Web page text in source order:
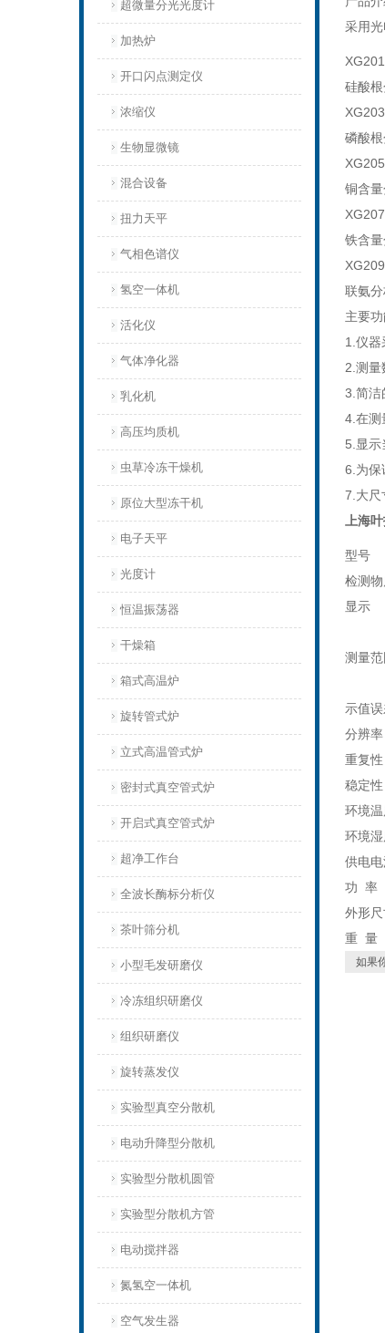
超微量分光光度计
加热炉
开口闪点测定仪
浓缩仪
生物显微镜
混合设备
扭力天平
气相色谱仪
氢空一体机
活化仪
气体净化器
乳化机
高压均质机
虫草冷冻干燥机
原位大型冻干机
电子天平
光度计
恒温振荡器
干燥箱
箱式高温炉
旋转管式炉
立式高温管式炉
密封式真空管式炉
开启式真空管式炉
超净工作台
全波长酶标分析仪
茶叶筛分机
小型毛发研磨仪
冷冻组织研磨仪
组织研磨仪
旋转蒸发仪
实验型真空分散机
电动升降型分散机
实验型分散机圆管
实验型分散机方管
电动搅拌器
氮氢空一体机
空气发生器
采用
XG201
硅酸
XG203
磷酸
XG205
铜含
XG207
铁含
XG209
联氨
主要
1.仪器
2.测量
3.简洁
4.在测
5.显示
6.为保
7.大尺
上海
型号
检测
显示
测量范
示值
分辨率
重复性
稳定性
环境
环境
供电
功 率
外形
重 量
如果